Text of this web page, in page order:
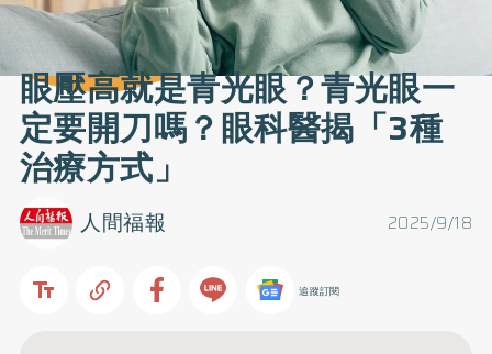
眼壓高就是青光眼？青光眼一
定要開刀嗎？眼科醫揭「3種
治療方式」
2025/9/18
人間福報
追蹤訂閱